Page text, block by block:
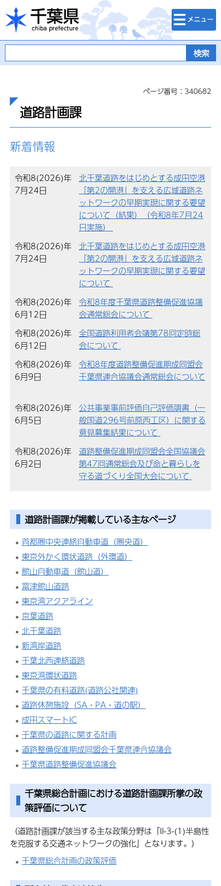
千葉県
検索・メニュ
ー
ページ番号：340682
道路計画課
新着情報
令和8(2026)年
7月24日
北千葉道路をはじめとする成田空港
「第2の開港」を支える広域道路ネ
ットワークの早期実現に関する要望
について（結果）（令和8年7月24
日実施）
令和8(2026)年
7月24日
北千葉道路をはじめとする成田空港
「第2の開港」を支える広域道路ネ
ットワークの早期実現に関する要望
について
令和8(2026)年
6月12日
令和8年度千葉県道路整備促進協議
会通常総会について
令和8(2026)年
6月12日
全国道路利用者会議第78回定時総
会について
令和8(2026)年
6月9日
令和8年度道路整備促進期成同盟会
千葉県連合協議会通常総会について
令和8(2026)年
6月5日
公共事業事前評価自己評価調書（一
般国道296号前原西工区）に関する
意見募集結果について
令和8(2026)年
6月2日
道路整備促進期成同盟会全国協議会
第47回通常総会及び命と暮らしを
守る道づくり全国大会について
道路計画課が掲載している主なページ
首都圏中央連絡自動車道（圏央道）
東京外かく環状道路（外環道）
館山自動車道（館山道）
富津館山道路
東京湾アクアライン
京葉道路
北千葉道路
新湾岸道路
千葉北西連絡道路
東京湾環状道路
千葉県の有料道路(道路公社関連)
道路休憩施設（SA・PA・道の駅）
成田スマートIC
千葉県の道路に関する計画
道路整備促進期成同盟会千葉県連合協議会
千葉県道路整備促進協議会
千葉県総合計画における道路計画課所掌の政
策評価について
（道路計画課が該当する主な政策分野は「II-3-(1)半島性
を克服する交通ネットワークの強化」となります。）
千葉県総合計画の政策評価